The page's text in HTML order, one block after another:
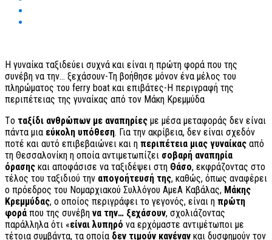
Η γυναίκα ταξιδεύει συχνά και είναι η πρώτη φορά που της
συνέβη να την… ξεχάσουν-Τη βοήθησε μόνον ένα μέλος του
πληρώματος του ferry boat και επιβάτες-Η περιγραφή της
περιπέτειας της γυναίκας από τον Μάκη Κρεμμύδα
Tο ταξίδι ανθρώπων με αναπηρίες με μέσα μεταφοράς δεν είναι
πάντα μια εύκολη υπόθεση. Για την ακρίβεια, δεν είναι σχεδόν
ποτέ και αυτό επιβεβαιώνει και η περιπέτεια μιας γυναίκας από
τη Θεσσαλονίκη η οποία αντιμετωπίζει σοβαρή αναπηρία
όρασης και αποφάσισε να ταξιδέψει στη Θάσο, εκφράζοντας στο
τέλος του ταξιδιού την απογοήτευσή της, καθώς, όπως αναφέρει
ο πρόεδρος του Νομαρχιακού Συλλόγου ΑμεΑ Καβάλας, Μάκης
Κρεμμύδας, ο οποίος περιγράφει το γεγονός, είναι η πρώτη
φορά που της συνέβη να την… ξεχάσουν, σχολιάζοντας
παράλληλα ότι «είναι λυπηρό να ερχόμαστε αντιμέτωποι με
τέτοια συμβάντα, τα οποία δεν τιμούν κανέναν και δυσφημούν τον